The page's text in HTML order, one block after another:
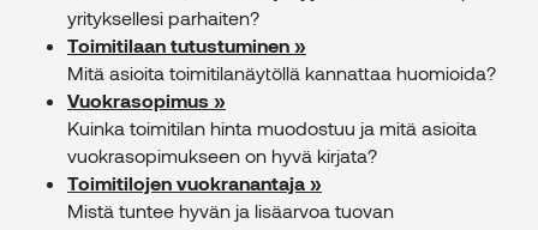
yrityksellesi parhaiten?
Toimitilaan tutustuminen »
Mitä asioita toimitilanäytöllä kannattaa huomioida?
Vuokrasopimus »
Kuinka toimitilan hinta muodostuu ja mitä asioita
vuokrasopimukseen on hyvä kirjata?
Toimitilojen vuokranantaja »
Mistä tuntee hyvän ja lisäarvoa tuovan